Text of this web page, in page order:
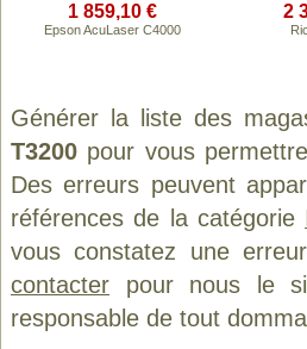
1 859,10 €
Epson AcuLaser C4000
2
Générer la liste des
T3200 pour vous
Des erreurs peuvent
références de la catégorie
vous constatez une
contacter pour nous le
responsable de tout